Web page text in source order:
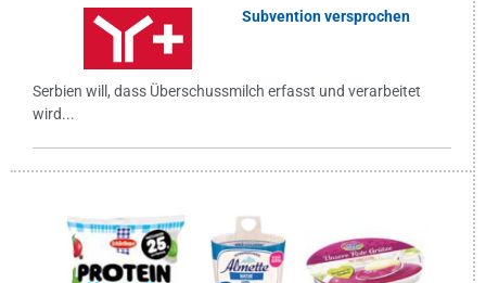
Subvention versprochen
Serbien will, dass Überschussmilch erfasst und verarbeitet
wird...